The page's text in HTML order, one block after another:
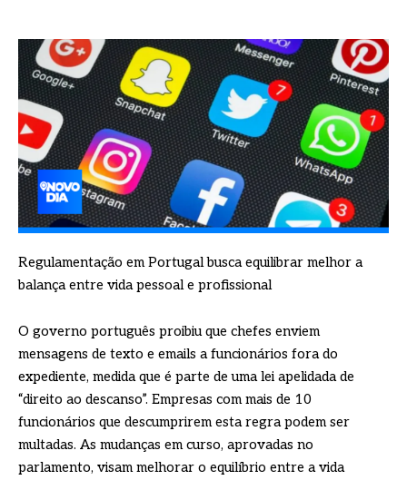
Regulamentação em Portugal busca equilibrar melhor a
balança entre vida pessoal e profissional
O governo português proibiu que chefes enviem
mensagens de texto e emails a funcionários fora do
expediente, medida que é parte de uma lei apelidada de
“direito ao descanso”. Empresas com mais de 10
funcionários que descumprirem esta regra podem ser
multadas. As mudanças em curso, aprovadas no
parlamento, visam melhorar o equilíbrio entre a vida